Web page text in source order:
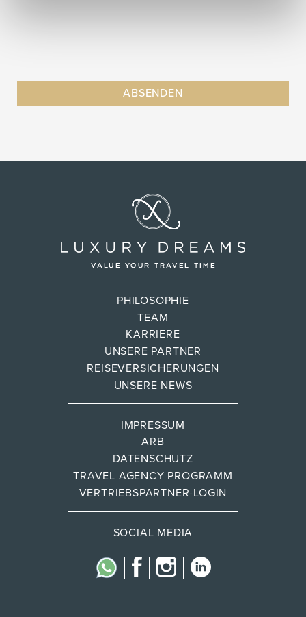
PHILOSOPHIE
TEAM
KARRIERE
UNSERE PARTNER
REISEVERSICHERUNGEN
UNSERE NEWS
IMPRESSUM
ARB
DATENSCHUTZ
TRAVEL AGENCY PROGRAMM
VERTRIEBSPARTNER-LOGIN
SOCIAL MEDIA